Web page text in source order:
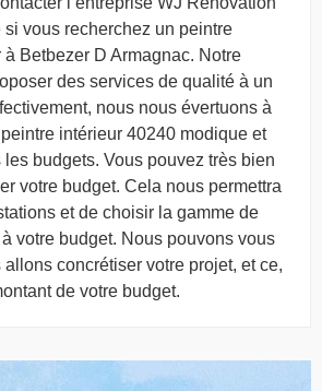
si vous recherchez un peintre
Betbezer D Armagnac. Notre
des services de qualité à un
nous nous évertuons à
intérieur 40240 modique et
budgets. Vous pouvez très bien
votre budget. Cela nous permettra
et de choisir la gamme de
votre budget. Nous pouvons vous
concrétiser votre projet, et ce,
de votre budget.